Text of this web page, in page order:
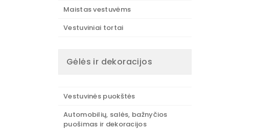
Maistas vestuvėms
Vestuviniai tortai
Gėlės ir dekoracijos
Vestuvinės puokštės
Automobilių, salės, bažnyčios
puošimas ir dekoracijos